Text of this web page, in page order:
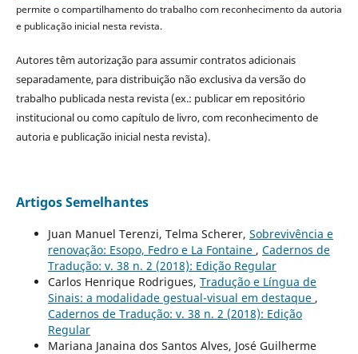
permite o compartilhamento do trabalho com reconhecimento da autoria
e publicação inicial nesta revista.
Autores têm autorização para assumir contratos adicionais
separadamente, para distribuição não exclusiva da versão do
trabalho publicada nesta revista (ex.: publicar em repositório
institucional ou como capítulo de livro, com reconhecimento de
autoria e publicação inicial nesta revista).
Artigos Semelhantes
Juan Manuel Terenzi, Telma Scherer, Sobrevivência e
renovação: Esopo, Fedro e La Fontaine , Cadernos de
Tradução: v. 38 n. 2 (2018): Edição Regular
Carlos Henrique Rodrigues, Tradução e Língua de
Sinais: a modalidade gestual-visual em destaque ,
Cadernos de Tradução: v. 38 n. 2 (2018): Edição
Regular
Mariana Janaina dos Santos Alves, José Guilherme